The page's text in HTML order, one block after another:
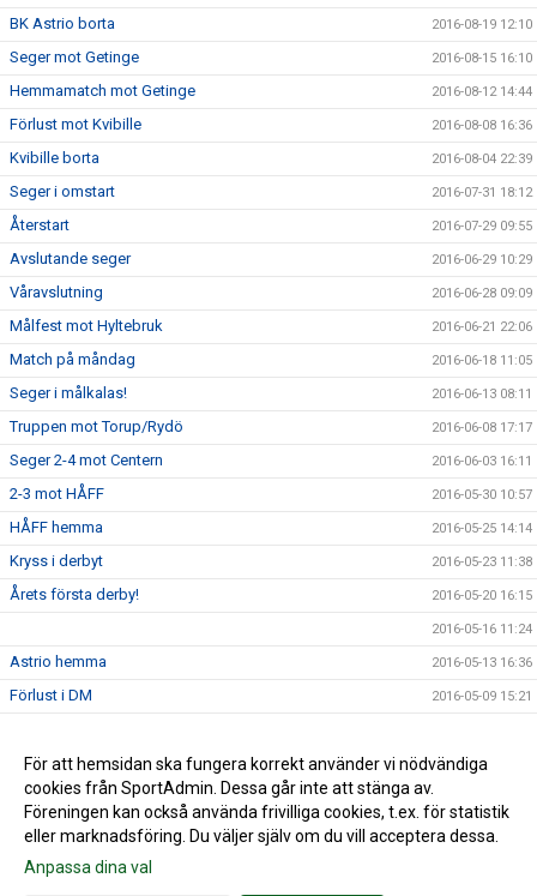
BK Astrio borta 2016-08-19 12:10
Seger mot Getinge 2016-08-15 16:10
Hemmamatch mot Getinge 2016-08-12 14:44
Förlust mot Kvibille 2016-08-08 16:36
Kvibille borta 2016-08-04 22:39
Seger i omstart 2016-07-31 18:12
Återstart 2016-07-29 09:55
Avslutande seger 2016-06-29 10:29
Våravslutning 2016-06-28 09:09
Målfest mot Hyltebruk 2016-06-21 22:06
Match på måndag 2016-06-18 11:05
Seger i målkalas! 2016-06-13 08:11
Truppen mot Torup/Rydö 2016-06-08 17:17
Seger 2-4 mot Centern 2016-06-03 16:11
2-3 mot HÅFF 2016-05-30 10:57
HÅFF hemma 2016-05-25 14:14
Kryss i derbyt 2016-05-23 11:38
Årets första derby! 2016-05-20 16:15
2016-05-16 11:24
Astrio hemma 2016-05-13 16:36
Förlust i DM 2016-05-09 15:21
Getinge borta 2016-05-04 14:12
Årets första seger! 2016-05-02 12:58
För att hemsidan ska fungera korrekt använder vi nödvändiga
cookies från SportAdmin. Dessa går inte att stänga av.
Föreningen kan också använda frivilliga cookies, t.ex. för statistik
eller marknadsföring. Du väljer själv om du vill acceptera dessa.
Anpassa dina val